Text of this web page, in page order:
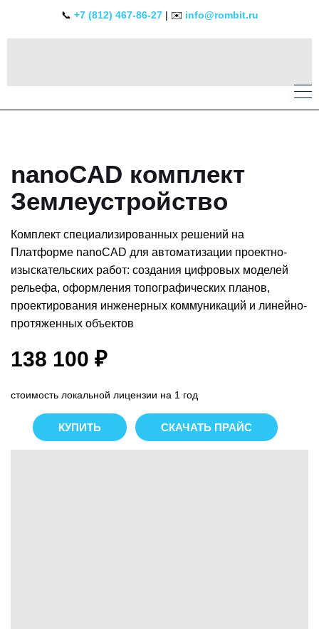
📞 +7 (812) 467-86-27| ✉️ info@rombit.ru
nanoCAD комплект
Землеустройство
Комплект специализированных решений на
Платформе nanoCAD для автоматизации проектно-
изыскательских работ: создания цифровых моделей
рельефа, оформления топографических планов,
проектирования инженерных коммуникаций и линейно-
протяженных объектов
138 100 ₽
стоимость локальной лицензии на 1 год
КУПИТЬ СКАЧАТЬ ПРАЙС